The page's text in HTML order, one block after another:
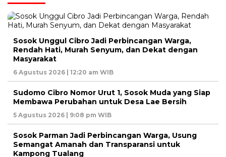
Sosok Unggul Cibro Jadi Perbincangan Warga,
Rendah Hati, Murah Senyum, dan Dekat dengan
Masyarakat
6 Agustus 2026 | 12:20 am WIB
Sudomo Cibro Nomor Urut 1, Sosok Muda yang Siap
Membawa Perubahan untuk Desa Lae Bersih
5 Agustus 2026 | 9:08 pm WIB
Sosok Parman Jadi Perbincangan Warga, Usung
Semangat Amanah dan Transparansi untuk
Kampong Tualang